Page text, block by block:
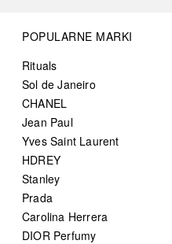
POPULARNE MARKI
Rituals
Sol de Janeiro
CHANEL
Jean Paul
Yves Saint Laurent
HDREY
Stanley
Prada
Carolina Herrera
DIOR Perfumy